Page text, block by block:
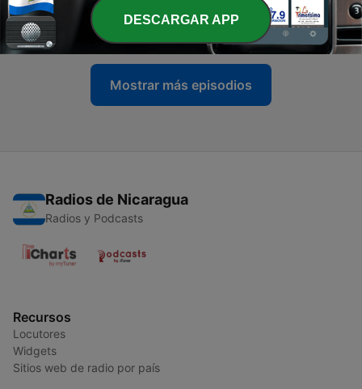
11 - #11 Sin carbohidratos
14 nov. 2023
Mostrar más episodios
Radios de Nicaragua
Radios y Podcasts
Recursos
Locutores
Widgets
Sitios web de radio por país
DESCARGAR APP